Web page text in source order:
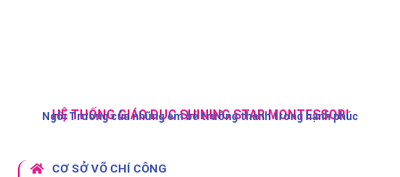
HỆ THỐNG GIÁO DỤC SHINING STAR MONTESSORI
Ngôi Trường của những em bé trưởng thành trong hạnh phúc
CƠ SỞ VÕ CHÍ CÔNG